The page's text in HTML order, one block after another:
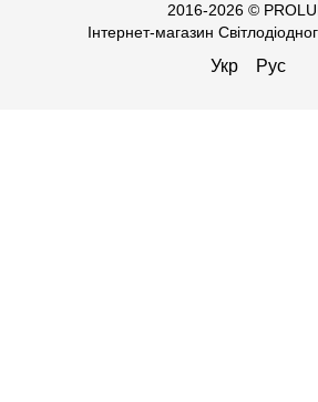
2016-2026 ©
Інтернет-магазин
Укр Рус